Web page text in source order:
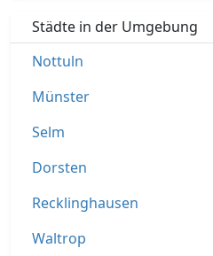
Städte in der Umgebung
Nottuln
Münster
Selm
Dorsten
Recklinghausen
Waltrop